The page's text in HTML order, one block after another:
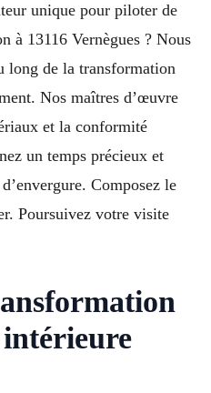
unique pour piloter de
à 13116 Vernègues ? Nous
long de la transformation
Nos maîtres d’œuvre
et la conformité
un temps précieux et
Composez le
Poursuivez votre visite